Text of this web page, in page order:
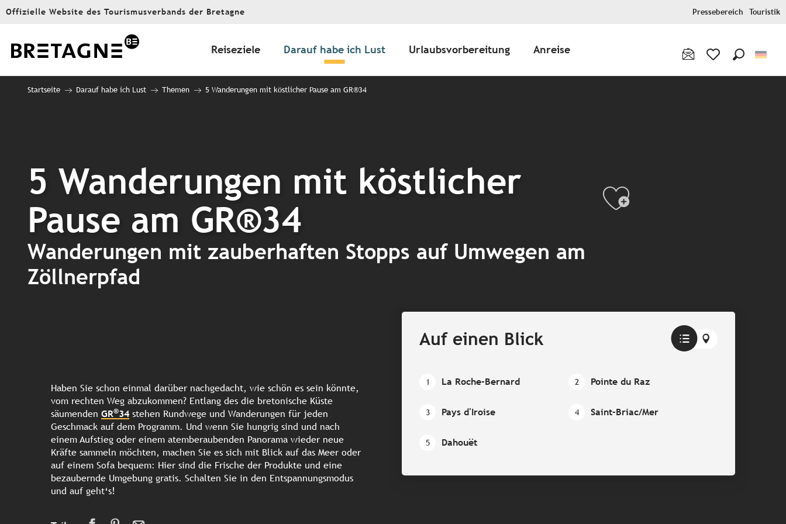
Aller
principal
Offizielle Website des Tourismusverbands der Bretagne Pressebereich Touristik
Reiseziele Darauf habe ich Lust Urlaubsvorbereitung Anreise
Startseite Darauf habe ich Lust Themen 5 Wanderungen mit köstlicher Pause am GR®34
5 Wanderungen mit köstlicher
Pause am GR®34
Ajouter
Wanderungen mit zauberhaften Stopps auf Umwegen am
Zöllnerpfad
Haben Sie schon einmal darüber nachgedacht, wie schön es sein könnte,
vom rechten Weg abzukommen? Entlang des die bretonische Küste
säumenden GR®34 stehen Rundwege und Wanderungen für jeden
Geschmack auf dem Programm. Und wenn Sie hungrig sind und nach
einem Aufstieg oder einem atemberaubenden Panorama wieder neue
Kräfte sammeln möchten, machen Sie es sich mit Blick auf das Meer oder
auf einem Sofa bequem: Hier sind die Frische der Produkte und eine
bezaubernde Umgebung gratis. Schalten Sie in den Entspannungsmodus
und auf geht‘s!
Auf einen Blick
1 La Roche-Bernard 2 Pointe du Raz
3 Pays d'Iroise 4 Saint-Briac/Mer
5 Dahouët